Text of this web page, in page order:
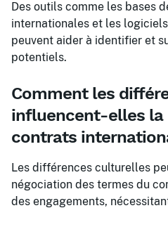
Des outils comme les bases
internationales et les
peuvent aider à identifier et
potentiels.
Comment les
influencent-elles la
contrats
Les différences culturelles
négociation des termes du
des engagements,